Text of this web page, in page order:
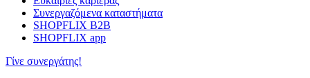
Συνεργαζόμενα καταστήματα
SHOPFLIX B2B
SHOPFLIX app
Γίνε συνεργάτης!